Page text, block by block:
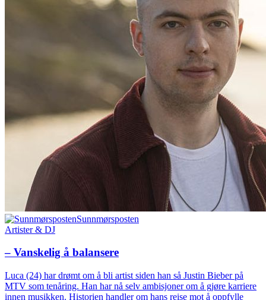
Sunnmørsposten
Artister & DJ
– Vanskelig å balansere
Luca (24) har drømt om å bli artist siden han så Justin Bieber på
MTV som tenåring. Han har nå selv ambisjoner om å gjøre karriere
innen musikken. Historien handler om hans reise mot å oppfylle